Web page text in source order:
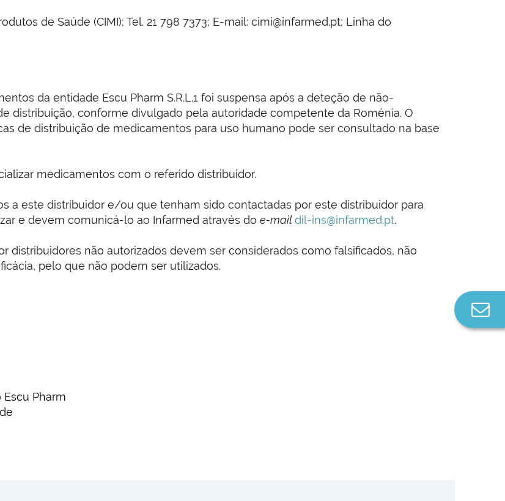
de Saúde (CIMI); Tel. 21 798 7373; E-mail: cimi@infarmed.pt; Linha do
da entidade Escu Pharm S.R.L.1 foi suspensa após a deteção de não-
distribuição, conforme divulgado pela autoridade competente da Roménia. O
de distribuição de medicamentos para uso humano pode ser consultado na base
medicamentos com o referido distribuidor.
a este distribuidor e/ou que tenham sido contactadas por este distribuidor para
e devem comunicá-lo ao Infarmed através do e-maildil-ins@infarmed.pt.
distribuidores não autorizados devem ser considerados como falsificados, não
pelo que não podem ser utilizados.
Pharm